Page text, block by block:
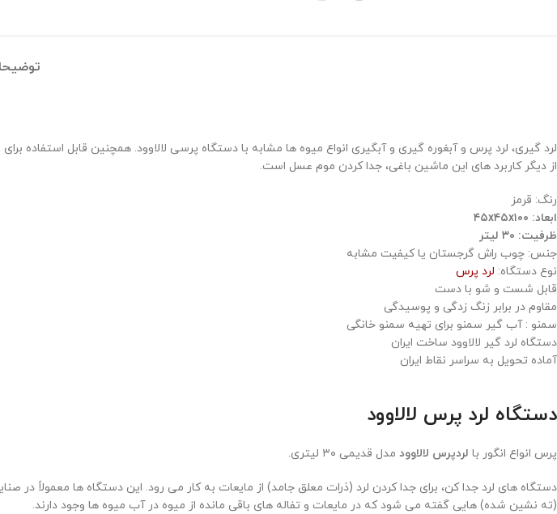
لرد گیری، لرد پرس و آبغوره گیری و آبگیری انواع میوه ها مشابه با دستگاه پرسی لالاوود. همچنین قابل
از دیگر کاربرد های این ماشین باغی، جدا کردن موم عسل است.
رنگ: قرمز
ابعاد: ۴۵x۴۵x۱۰۰
ظرفیت: ۳۰ لیتر
جنس: چوب راش گرجستان یا کیفیت مشابه
نوع دستگاه: لرد پرس
قابل شست و شو با دست
مقاوم در برابر زنگ زدگی و پوسیدگی
سمنو : آب گیر سمنو برای تهیه سمنو خانگی
دستگاه لرد گیر لالاوود ساخت ایران
آماده تحویل به سراسر نقاط ایران
دستگاه لرد پرس لالاوود
پرس انواع انگور با لردپرس لالاوود مدل قدیمی ۳۰ لیتری.
دستگاه های لرد جدا کن، برای جدا کردن لرد (ذرات معلق جامد) از مایعات به کار می رود. این دستگاه ها معمولاً در
(ته نشین شده) هایی گفته می شود که در مایعات و تفاله های باقی مانده از میوه در آب میوه ها وجود دارند.